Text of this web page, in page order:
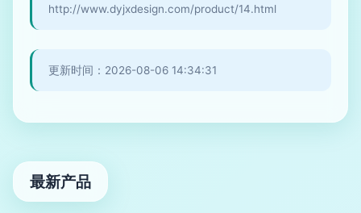
http://www.dyjxdesign.com/product/14.html
更新时间：2026-08-06 14:34:31
最新产品